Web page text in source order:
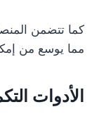
كما تتضمن
مما يوسع من
الأدوات